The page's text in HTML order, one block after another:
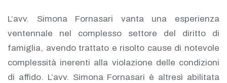
L’avv. Simona Fornasari vanta una esperienza
ventennale nel complesso settore del diritto di
famiglia, avendo trattato e risolto cause di notevole
complessità inerenti alla violazione delle condizioni
di affido. L’avv. Simona Fornasari è altresì abilitata